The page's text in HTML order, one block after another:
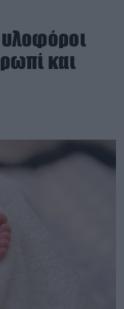
και